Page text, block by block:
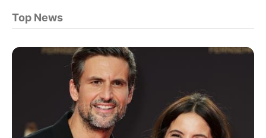
Top News